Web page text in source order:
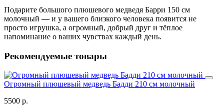
Подарите большого плюшевого медведя Барри 150 см
молочный — и у вашего близкого человека появится не
просто игрушка, а огромный, добрый друг и тёплое
напоминание о ваших чувствах каждый день.
Рекомендуемые товары
Огромный плюшевый медведь Бадди 210 см молочный
5500 р.